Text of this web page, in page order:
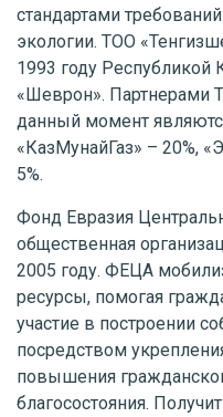
стандартами
экологии. ТОО
1993 году Республикой
«Шеврон». Партнерами
данный момент
«КазМунайГаз» – 20%,
5%.
Фонд Евразия
общественная
2005 году. ФЕЦА
ресурсы, помогая
участие в построении
посредством
повышения
благосостояния.